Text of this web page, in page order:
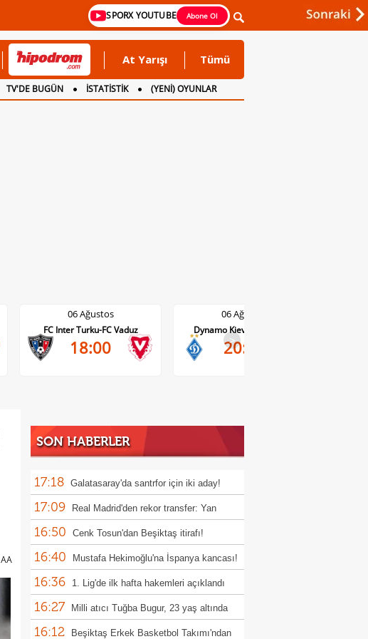
SPORX YOUTUBE Abone Ol
At Yarışı Tümü
TV'DE BUGÜN İSTATİSTİK
(YENİ) OYUNLAR
06 Ağustos
FC Inter Turku-FC Vaduz
18:00
06 Ağustos
Dynamo Kiev-Qarabag FK
20:00
>
AA
SON HABERLER
17:18 Galatasaray'da santrfor için iki aday!
17:09 Real Madrid'den rekor transfer: Yan
Diomande
16:50 Cenk Tosun'dan Beşiktaş itirafı!
16:40 Mustafa Hekimoğlu'na İspanya kancası!
16:36 1. Lig'de ilk hafta hakemleri açıklandı
16:27 Milli atıcı Tuğba Bugur, 23 yaş altında
Avrupa şampiyonu oldu
16:12 Beşiktaş Erkek Basketbol Takımı'ndan